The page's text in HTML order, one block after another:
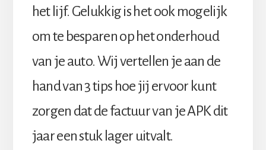
het lijf. Gelukkig is het ook mogelijk
om te besparen op het onderhoud
van je auto. Wij vertellen je aan de
hand van 3 tips hoe jij ervoor kunt
zorgen dat de factuur van je APK dit
jaar een stuk lager uitvalt.